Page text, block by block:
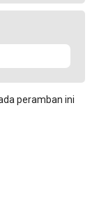
peramban ini